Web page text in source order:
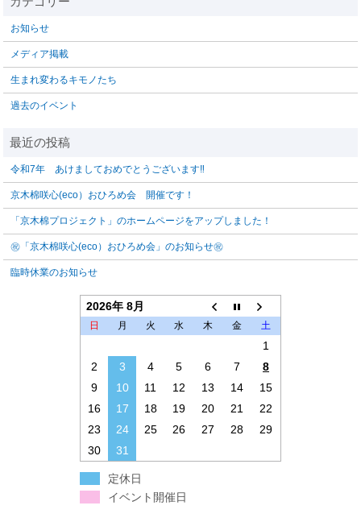
お知らせ
メディア掲載
生まれ変わるキモノたち
過去のイベント
令和7年 あけましておめでとうございます‼️
京木棉咲心(eco）おひろめ会 開催です！
「京木棉プロジェクト」のホームページをアップしました！
㊗「京木棉咲心(eco）おひろめ会」のお知らせ㊗
臨時休業のお知らせ
2026年 8月
日 月 火 水 木 金 土
1
2
3 4 5 6 7
8
9
10 11 12 13 14
15
16
17 18 19 20 21
22
23
24 25 26 27 28
29
30
31
定休日
イベント開催日